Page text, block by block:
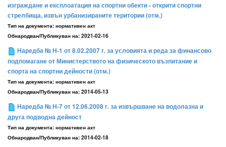
изграждане и експлоатация на спортни обекти - открити спортни
стрелбища, извън урбанизираните територии (отм.)
Тип на документа: нормативен акт
Обнародван/Публикуван на: 2021-02-16
Наредба № Н-1 от 8.02.2007 г. за условията и реда за финансово
подпомагане от Министерството на физическото възпитание и
спорта на спортни дейности (отм.)
Тип на документа: нормативен акт
Обнародван/Публикуван на: 2014-05-13
Наредба № Н-7 от 12.06.2008 г. за извършване на водолазна и
друга подводна дейност
Тип на документа: нормативен акт
Обнародван/Публикуван на: 2014-02-18